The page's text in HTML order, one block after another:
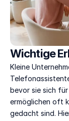
Wichtige
Kleine
bevor sie sich
ermöglichen oft
gedacht sind.